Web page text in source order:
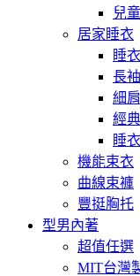
兒
居家睡衣
睡
長
細
經
睡
機能束衣
曲線束褲
豐挺胸托
型男內著
超值任選
MIT台灣